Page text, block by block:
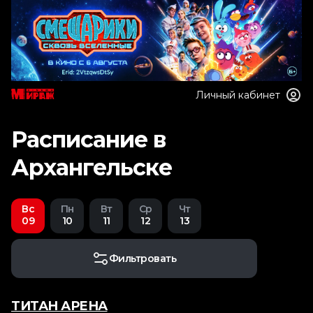
Личный кабинет
Расписание в
Архангельске
Вс
09
Пн
10
Вт
11
Ср
12
Чт
13
Фильтровать
ТИТАН АРЕНА